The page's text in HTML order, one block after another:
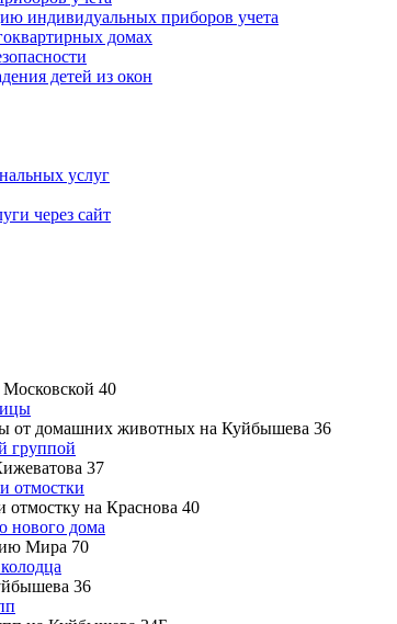
индивидуальных приборов учета
домах
детей из окон
услуг
через сайт
40
от домашних животных на Куйбышева 36
группой
37
отмостки
на Краснова 40
нового дома
Мира 70
36